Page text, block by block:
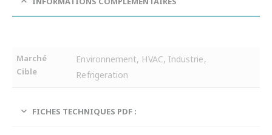
Marché
Cible
Environnement, HVAC, Industrie,
Refrigeration
FICHES TECHNIQUES PDF :